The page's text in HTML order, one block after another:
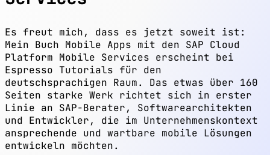
Es freut mich, dass es jetzt soweit ist:
Mein Buch Mobile Apps mit den SAP Cloud
Platform Mobile Services erscheint bei
Espresso Tutorials für den
deutschsprachigen Raum. Das etwas über 160
Seiten starke Werk richtet sich in erster
Linie an SAP-Berater, Softwarearchitekten
und Entwickler, die im Unternehmenskontext
ansprechende und wartbare mobile Lösungen
entwickeln möchten.